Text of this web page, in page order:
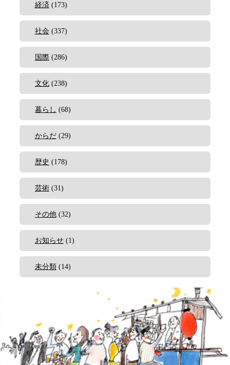
経済(173)
社会(337)
国際 (286)
文化(238)
暮らし (68)
からだ(29)
歴史 (178)
芸術(31)
その他(32)
お知らせ(1)
未分類(14)